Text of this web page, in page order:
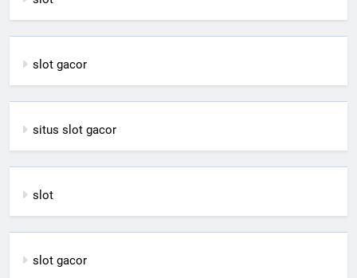
slot gacor
situs slot gacor
slot
slot gacor